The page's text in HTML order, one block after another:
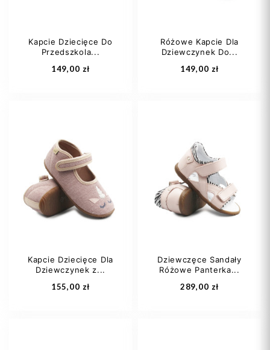
Dodaj do koszyka Dodaj do koszyka
Kapcie Dziecięce Do
Przedszkola...
149,00 zł
21
23
24 +1
Dodaj do koszyka
Różowe Kapcie Dla
Dziewczynek Do...
149,00 zł
22
27
29
Dodaj do koszyka
Kapcie Dziecięce Dla
Dziewczynek z...
155,00 zł
Dziewczęce Sandały
Różowe Panterka...
289,00 zł